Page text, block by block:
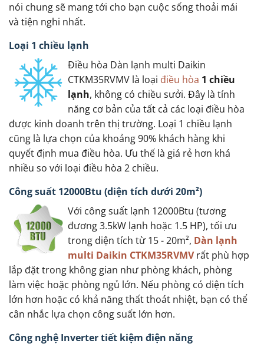
nói chung sẽ mang tới cho bạn cuộc sống thoải mái
và tiện nghi nhất.
Loại 1 chiều lạnh
Điều hòa Dàn lạnh multi Daikin
CTKM35RVMV là loại điều hòa 1 chiều
lạnh, không có chiều sưởi. Đây là tính
năng cơ bản của tất cả các loại điều hòa
được kinh doanh trên thị trường. Loại 1 chiều lạnh
cũng là lựa chọn của khoảng 90% khách hàng khi
quyết định mua điều hòa. Ưu thế là giá rẻ hơn khá
nhiều so với loại điều hòa 2 chiều.
Công suất 12000Btu (diện tích dưới 20m²)
Với công suất lạnh 12000Btu (tương
đương 3.5kW lạnh hoặc 1.5 HP), tối ưu
trong diện tích từ 15 - 20m², Dàn lạnh
multi Daikin CTKM35RVMVrất phù hợp
lắp đặt trong không gian như phòng khách, phòng
làm việc hoặc phòng ngủ lớn. Nếu phòng có diện tích
lớn hơn hoặc có khả năng thất thoát nhiệt, bạn có thể
cân nhắc lựa chọn công suất lớn hơn.
Công nghệ Inverter tiết kiệm điện năng